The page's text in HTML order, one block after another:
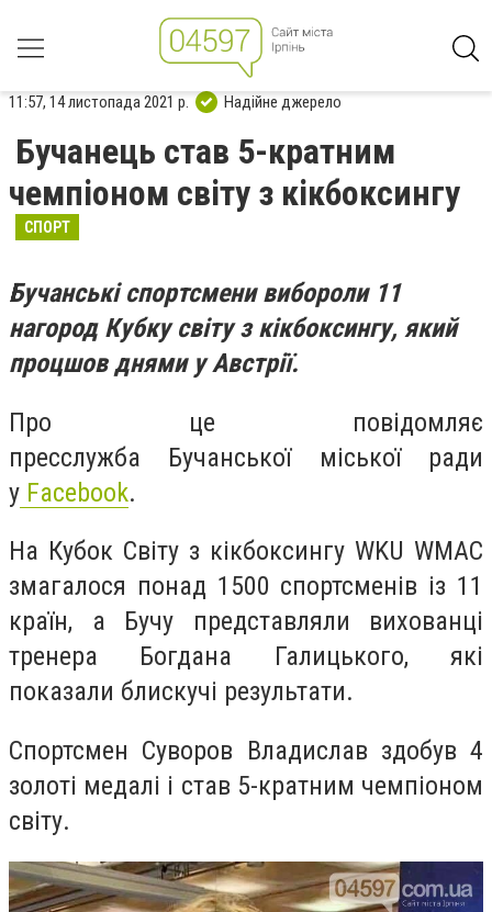
11:57, 14 листопада 2021 р. Надійне джерело
Бучанець став 5-кратним
чемпіоном світу з кікбоксингу
СПОРТ
Бучанські спортсмени вибороли 11
нагород Кубку світу з кікбоксингу, який
процшов днями у Австрії.
Про це повідомляє
пресслужба Бучанської міської ради
у Facebook.
На Кубок Світу з кікбоксингу WKU WMAC
змагалося понад 1500 спортсменів із 11
країн, а Бучу представляли вихованці
тренера Богдана Галицького, які
показали блискучі результати.
Спортсмен Суворов Владислав здобув 4
золоті медалі і став 5-кратним чемпіоном
світу.